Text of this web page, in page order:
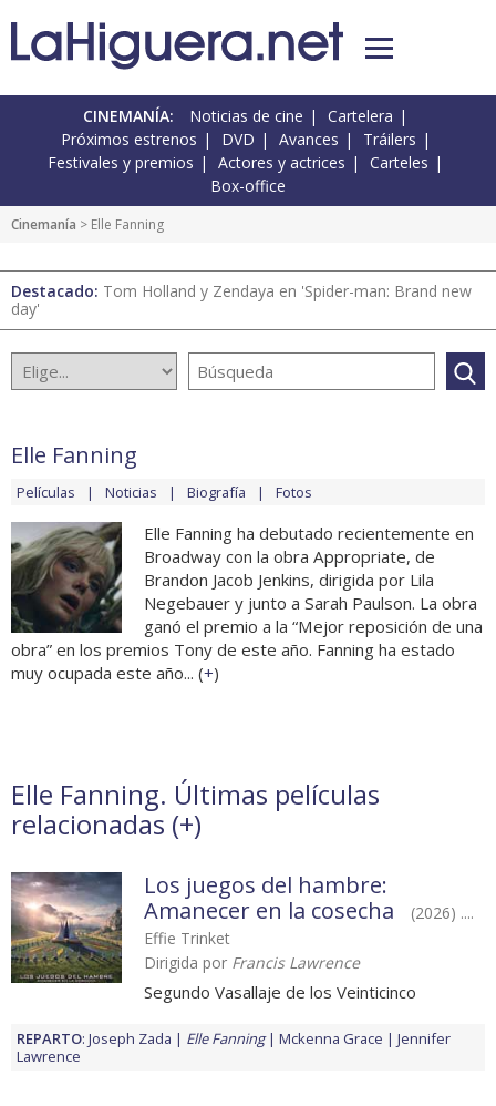
CINEMANÍA: Noticias de cine
Cartelera
Próximos estrenos
DVD Avances
Tráilers
Festivales y premios
Actores y actrices
Carteles
Box-office
Cinemanía > Elle Fanning
Destacado: Tom Holland y Zendaya en 'Spider-man: Brand new
day'
Elle Fanning
Películas Noticias Biografía Fotos
Elle Fanning ha debutado recientemente en
Broadway con la obra Appropriate, de
Brandon Jacob Jenkins, dirigida por Lila
Negebauer y junto a Sarah Paulson. La obra
ganó el premio a la “Mejor reposición de una
obra” en los premios Tony de este año. Fanning ha estado
muy ocupada este año... (+)
Elle Fanning. Últimas películas
relacionadas (+)
Los juegos del hambre:
Amanecer en la cosecha
(2026) ....
Effie Trinket
Dirigida por Francis Lawrence
Segundo Vasallaje de los Veinticinco
REPARTO: Joseph Zada Elle Fanning Mckenna Grace
Jennifer
Lawrence